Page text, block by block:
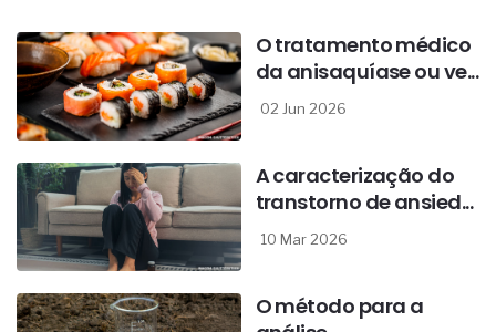
O tratamento médico
da anisaquíase ou ve...
02 Jun 2026
A caracterização do
transtorno de ansied...
10 Mar 2026
O método para a